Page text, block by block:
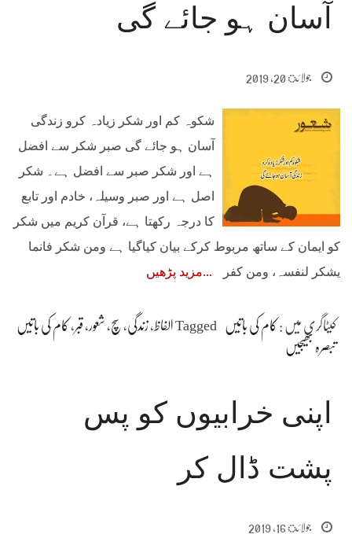
آسان ہو جائے گی
جولائ 20, 2019
شکوہ کم اور شکر زیادہ کرو زندگی
آسان ہو جائے گی صبر شکر سے افضل
ہے اور شکر صبر سے افضل ہے۔ شکر
اصل ہے اور صبر وسیلہ، خادم اور تابع
کا درجہ رکھتا ہے، قرآن کریم میں شکر
کو ایمان کے ساتھ مربوط کرکے بیان کیاگیا ہے ومن شکر فانما
یشکر لنفسہ، ومن کفر
مزید پڑھیں
کیٹاگری میں : کام کی باتیں Taggedالفاظ،زندگی، سچ، شعور ، قبر ، کام کی باتیں
تبصرہ بھیجیں
اپنی خرابیوں کو پس
پشت ڈال کر
جولائ 16, 2019